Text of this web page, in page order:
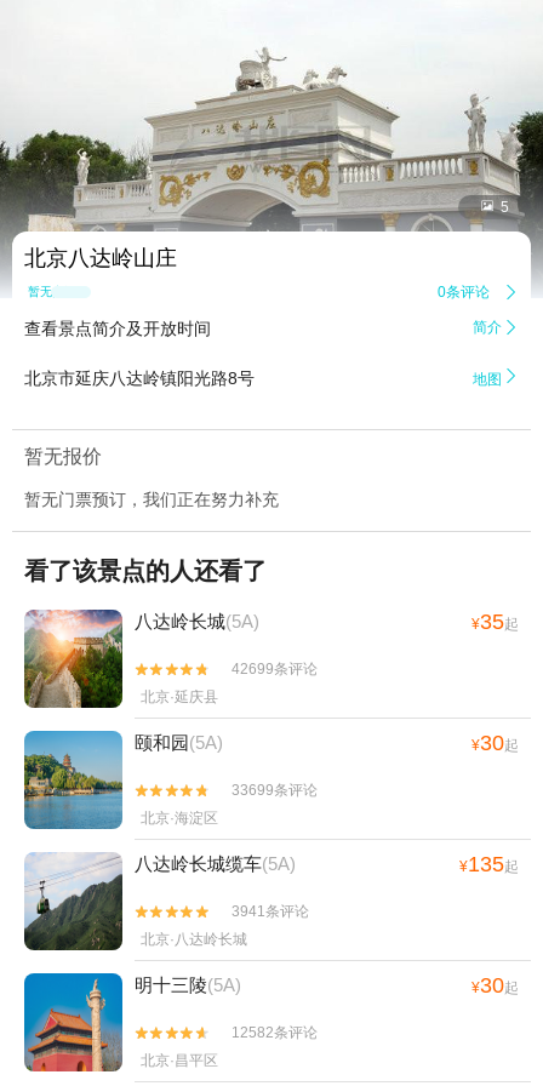
 5
北京八达岭山庄
暂无点评 0条评论 
查看景点简介及开放时间 简介 
北京市延庆八达岭镇阳光路8号 地图 
暂无报价
暂无门票预订，我们正在努力补充
看了该景点的人还看了
八达岭长城(5A) ¥35起


42699条评论
北京·延庆县
颐和园(5A) ¥30起


33699条评论
北京·海淀区
八达岭长城缆车(5A) ¥135起


3941条评论
北京·八达岭长城
明十三陵(5A) ¥30起


12582条评论
北京·昌平区